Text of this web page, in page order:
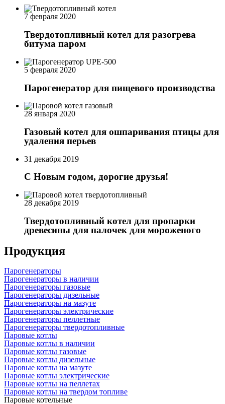
7 февраля 2020
Твердотопливный котел для разогрева
битума паром
5 февраля 2020
Парогенератор для пищевого производства
28 января 2020
Газовый котел для ошпаривания птицы для
удаления перьев
31 декабря 2019
С Новым годом, дорогие друзья!
28 декабря 2019
Твердотопливный котел для пропарки
древесины для палочек для мороженого
Продукция
Парогенераторы
Парогенераторы в наличии
Парогенераторы газовые
Парогенераторы дизельные
Парогенераторы на мазуте
Парогенераторы электрические
Парогенераторы пеллетные
Парогенераторы твердотопливные
Паровые котлы
Паровые котлы в наличии
Паровые котлы газовые
Паровые котлы дизельные
Паровые котлы на мазуте
Паровые котлы электрические
Паровые котлы на пеллетах
Паровые котлы на твердом топливе
Паровые котельные